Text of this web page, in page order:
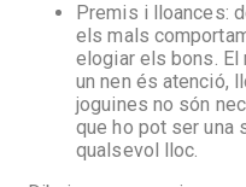
Premis i lloances:
els mals
elogiar els bons. El
un nen és atenció,
joguines no són
que ho pot ser una
qualsevol lloc.